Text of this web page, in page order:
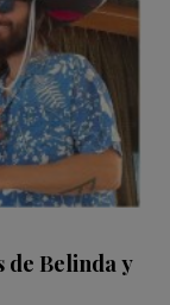
de Belinda y